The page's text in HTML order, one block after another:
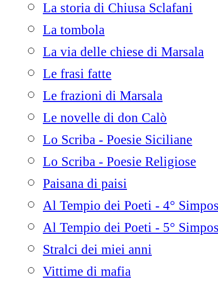
La storia di Chiusa Sclafani
La tombola
La via delle chiese di Marsala
Le frasi fatte
Le frazioni di Marsala
Le novelle di don Calò
Lo Scriba - Poesie Siciliane
Lo Scriba - Poesie Religiose
Paisana di paisi
Al Tempio dei Poeti - 4°
Al Tempio dei Poeti - 5°
Stralci dei miei anni
Vittime di mafia